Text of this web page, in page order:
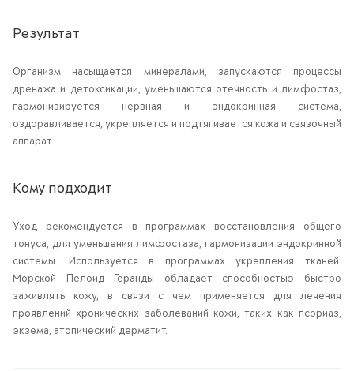
Результат
Организм насыщается минералами, запускаются процессы
дренажа и детоксикации, уменьшаются отечность и лимфостаз,
гармонизируется нервная и эндокринная система,
оздоравливается, укрепляется и подтягивается кожа и связочный
аппарат.
Кому подходит
Уход рекомендуется в программах восстановления общего
тонуса, для уменьшения лимфостаза, гармонизации эндокринной
системы. Используется в программах укрепления тканей.
Морской Пелоид Геранды обладает способностью быстро
заживлять кожу, в связи с чем применяется для лечения
проявлений хронических заболеваний кожи, таких как псориаз,
экзема, атопический дерматит.